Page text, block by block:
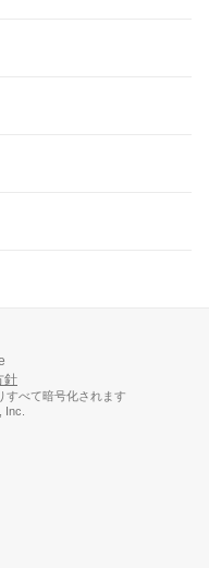
針
すべて暗号化されます